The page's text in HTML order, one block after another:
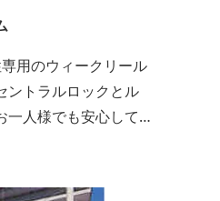
用のウィークリール
ントラルロックとル
一人様でも安心して